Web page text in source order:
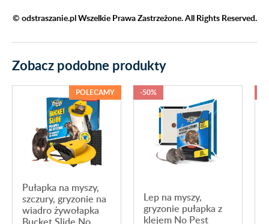
© odstraszanie.pl Wszelkie Prawa Zastrzeżone. All Rights Reserved.
Zobacz podobne produkty
Pułapka na myszy,
szczury, gryzonie na
wiadro żywołapka
POLECAMY
Lep na myszy,
gryzonie pułapka z
klejem No Pest
-50%